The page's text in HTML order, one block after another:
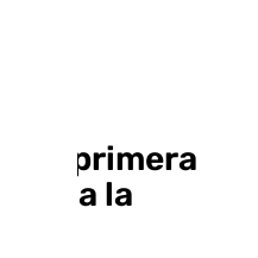
la primera
llega la